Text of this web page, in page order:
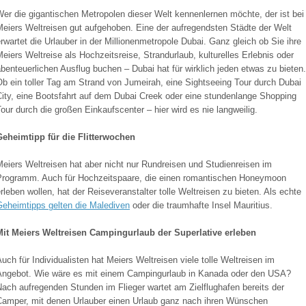
die gigantischen Metropolen dieser Welt kennenlernen möchte, der ist bei
Weltreisen gut aufgehoben. Eine der aufregendsten Städte der Welt
die Urlauber in der Millionenmetropole Dubai. Ganz gleich ob Sie ihre
Weltreise als Hochzeitsreise, Strandurlaub, kulturelles Erlebnis oder
Ausflug buchen – Dubai hat für wirklich jeden etwas zu bieten.
ein toller Tag am Strand von Jumeirah, eine Sightseeing Tour durch Dubai
eine Bootsfahrt auf dem Dubai Creek oder eine stundenlange Shopping
durch die großen Einkaufscenter – hier wird es nie langweilig.
für die Flitterwochen
Weltreisen hat aber nicht nur Rundreisen und Studienreisen im
Auch für Hochzeitspaare, die einen romantischen Honeymoon
wollen, hat der Reiseveranstalter tolle Weltreisen zu bieten. Als echte
gelten die Malediven oder die traumhafte Insel Mauritius.
Meiers Weltreisen Campingurlaub der Superlative erleben
für Individualisten hat Meiers Weltreisen viele tolle Weltreisen im
Wie wäre es mit einem Campingurlaub in Kanada oder den USA?
aufregenden Stunden im Flieger wartet am Zielflughafen bereits der
mit denen Urlauber einen Urlaub ganz nach ihren Wünschen